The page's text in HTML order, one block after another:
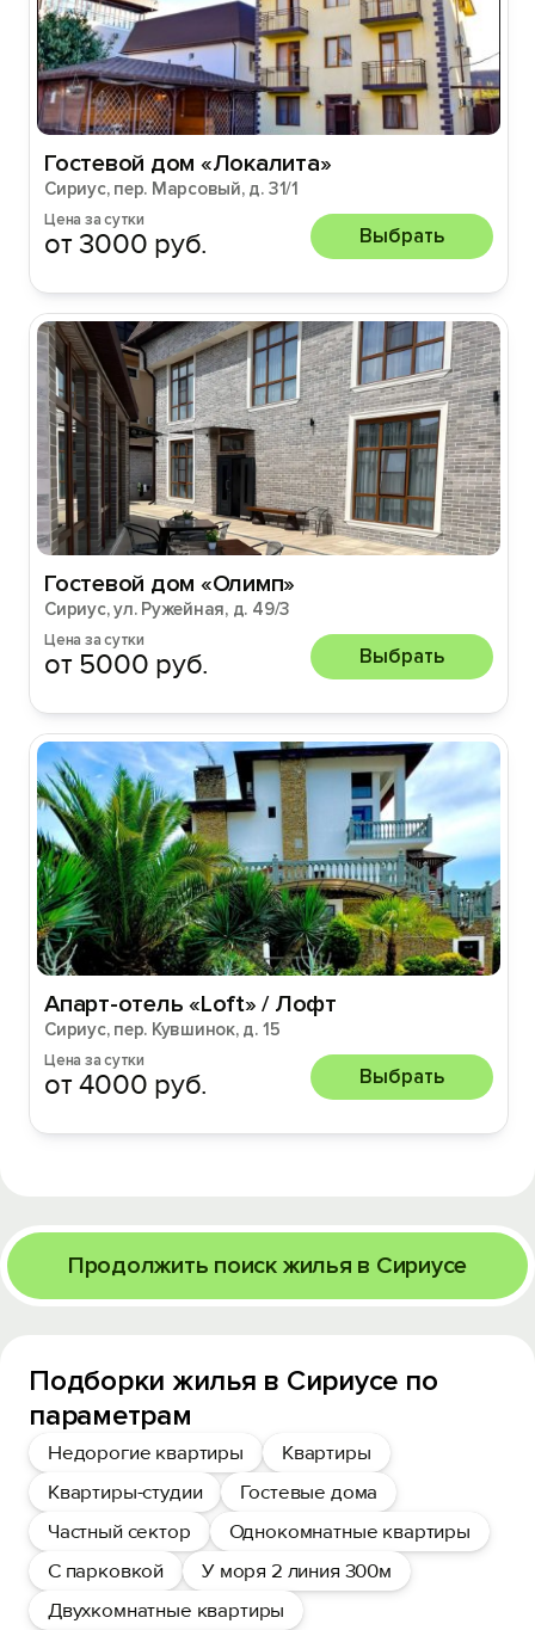
Гостевой дом «Локалита»
Сириус, пер. Марсовый, д. 31/1
Цена за сутки
от 3000 руб. Выбрать
Гостевой дом «Олимп»
Сириус, ул. Ружейная, д. 49/3
Цена за сутки
от 5000 руб. Выбрать
Апарт-отель «Loft» / Лофт
Сириус, пер. Кувшинок, д. 15
Цена за сутки
от 4000 руб. Выбрать
Продолжить поиск жилья в Сириусе
Подборки жилья в Сириусе по
параметрам
Недорогие квартиры
Квартиры
Квартиры-студии
Гостевые дома
Частный сектор
Однокомнатные квартиры
С парковкой
У моря 2 линия 300м
Двухкомнатные квартиры